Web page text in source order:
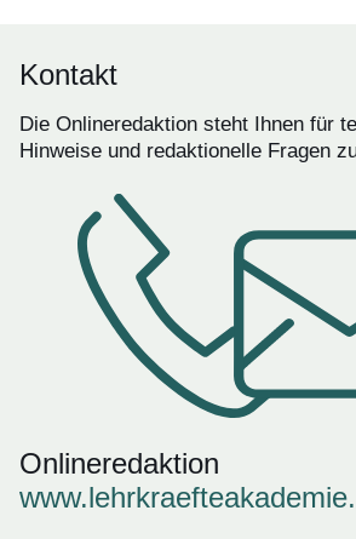
Kontakt
Die Onlineredaktion steht Ihnen für
Hinweise und redaktionelle Fragen
Onlineredaktion